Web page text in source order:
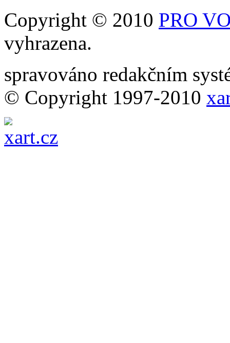
Copyright © 2010 PRO
vyhrazena.
spravováno redakčním
© Copyright 1997-2010